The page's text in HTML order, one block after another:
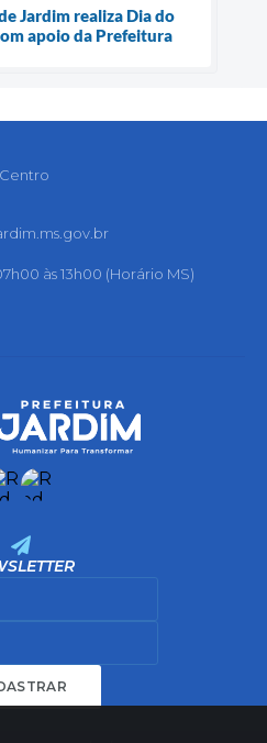
Jardim realiza Dia do
apoio da Prefeitura
às 13h00 (Horário MS)